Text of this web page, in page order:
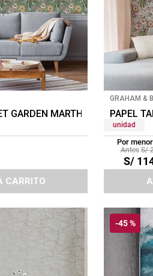
GARDEN MARTHA 0.52X10 MTS
CARRITO
GRAHAM &
PAPEL
unidad
Por
S/
S/
-45 %